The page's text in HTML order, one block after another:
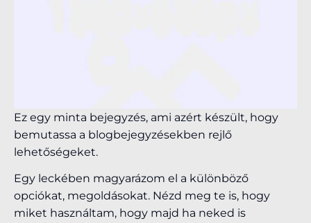
Ez egy minta bejegyzés, ami azért készült, hogy
bemutassa a blogbejegyzésekben rejlő
lehetőségeket.
Egy leckében magyarázom el a különböző
opciókat, megoldásokat. Nézd meg te is, hogy
miket használtam, hogy majd ha neked is